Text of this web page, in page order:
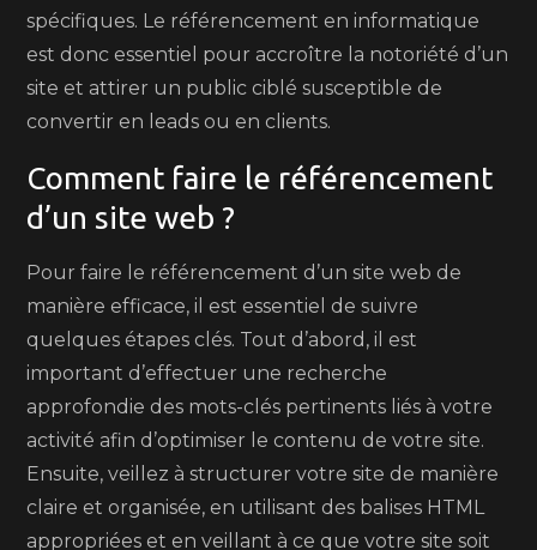
spécifiques. Le référencement en informatique
est donc essentiel pour accroître la notoriété d’un
site et attirer un public ciblé susceptible de
convertir en leads ou en clients.
Comment faire le référencement
d’un site web ?
Pour faire le référencement d’un site web de
manière efficace, il est essentiel de suivre
quelques étapes clés. Tout d’abord, il est
important d’effectuer une recherche
approfondie des mots-clés pertinents liés à votre
activité afin d’optimiser le contenu de votre site.
Ensuite, veillez à structurer votre site de manière
claire et organisée, en utilisant des balises HTML
appropriées et en veillant à ce que votre site soit